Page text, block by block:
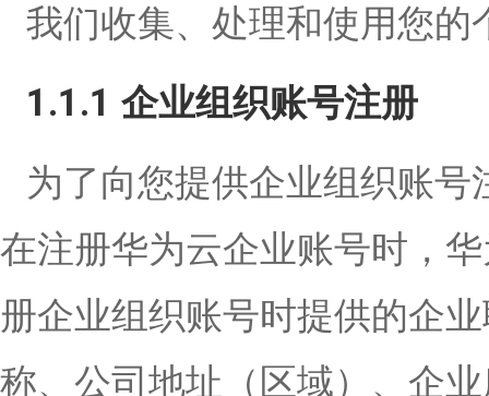
我们收集、处理和使用您的
1.1.1 企业组织账号注册
为了向您提供企业组织账
在注册华为云企业账号时，
册企业组织账号时提供的企
称、公司地址（区域）、企